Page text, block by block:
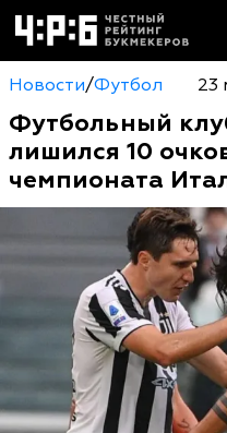
Новости/Футбол 23
Футбольный
лишился 10
чемпионата